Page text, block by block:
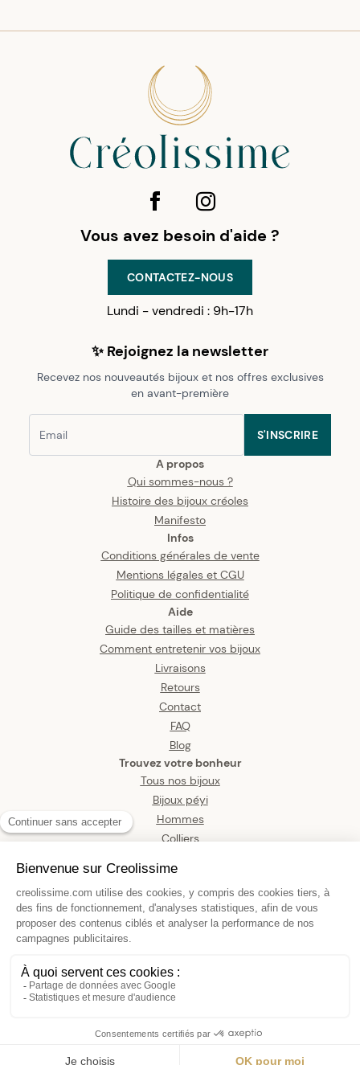
CREOLES TORCHON 3/15MM
175,00 €
A propos
Qui sommes-nous ?
Histoire des bijoux créoles
Manifesto
Infos
Conditions générales de vente
Mentions légales et CGU
Politique de confidentialité
Aide
Guide des tailles et matières
Comment entretenir vos bijoux
Livraisons
Retours
Contact
FAQ
Blog
Trouvez votre bonheur
Tous nos bijoux
Bijoux péyi
Hommes
Colliers
Bracelets
Pendentifs
Bagues
Vous avez besoin d'aide ?
CONTACTEZ-NOUS
Lundi - vendredi : 9h-17h
✨ Rejoignez la newsletter
Recevez nos nouveautés bijoux et nos offres exclusives
en avant-première
S'INSCRIRE